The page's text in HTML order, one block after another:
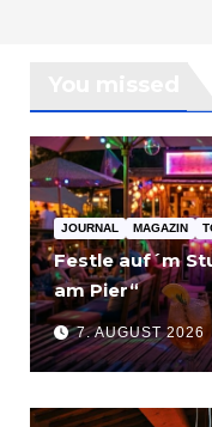
JOURNAL MAGAZIN
Festle auf´m
am Pier“
7. AUGUST 2026